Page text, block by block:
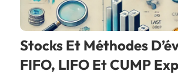
Stocks Et Méthodes
FIFO, LIFO Et CUMP